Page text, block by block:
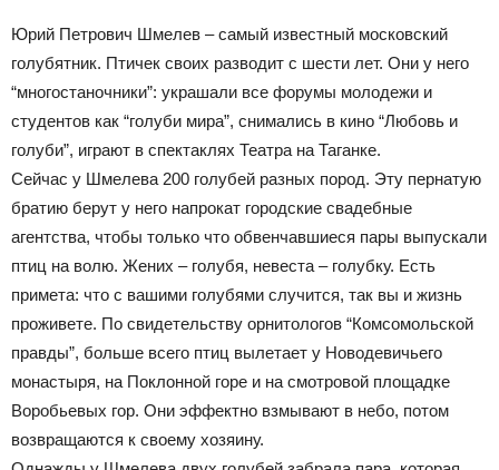
Юрий Петрович Шмелев – самый известный московский
голубятник. Птичек своих разводит с шести лет. Они у него
“многостаночники”: украшали все форумы молодежи и
студентов как “голуби мира”, снимались в кино “Любовь и
голуби”, играют в спектаклях Театра на Таганке.
Сейчас у Шмелева 200 голубей разных пород. Эту пернатую
братию берут у него напрокат городские свадебные
агентства, чтобы только что обвенчавшиеся пары выпускали
птиц на волю. Жених – голубя, невеста – голубку. Есть
примета: что с вашими голубями случится, так вы и жизнь
проживете. По свидетельству орнитологов “Комсомольской
правды”, больше всего птиц вылетает у Новодевичьего
монастыря, на Поклонной горе и на смотровой площадке
Воробьевых гор. Они эффектно взмывают в небо, потом
возвращаются к своему хозяину.